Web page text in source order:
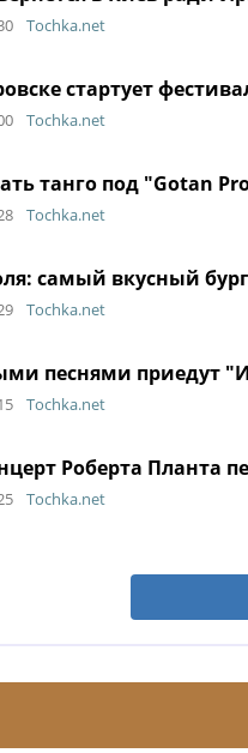
Tochka.net
стартует
Tochka.net
танго под "Gotan
Tochka.net
самый вкусный
Tochka.net
песнями приедут
Tochka.net
Роберта Планта
Tochka.net